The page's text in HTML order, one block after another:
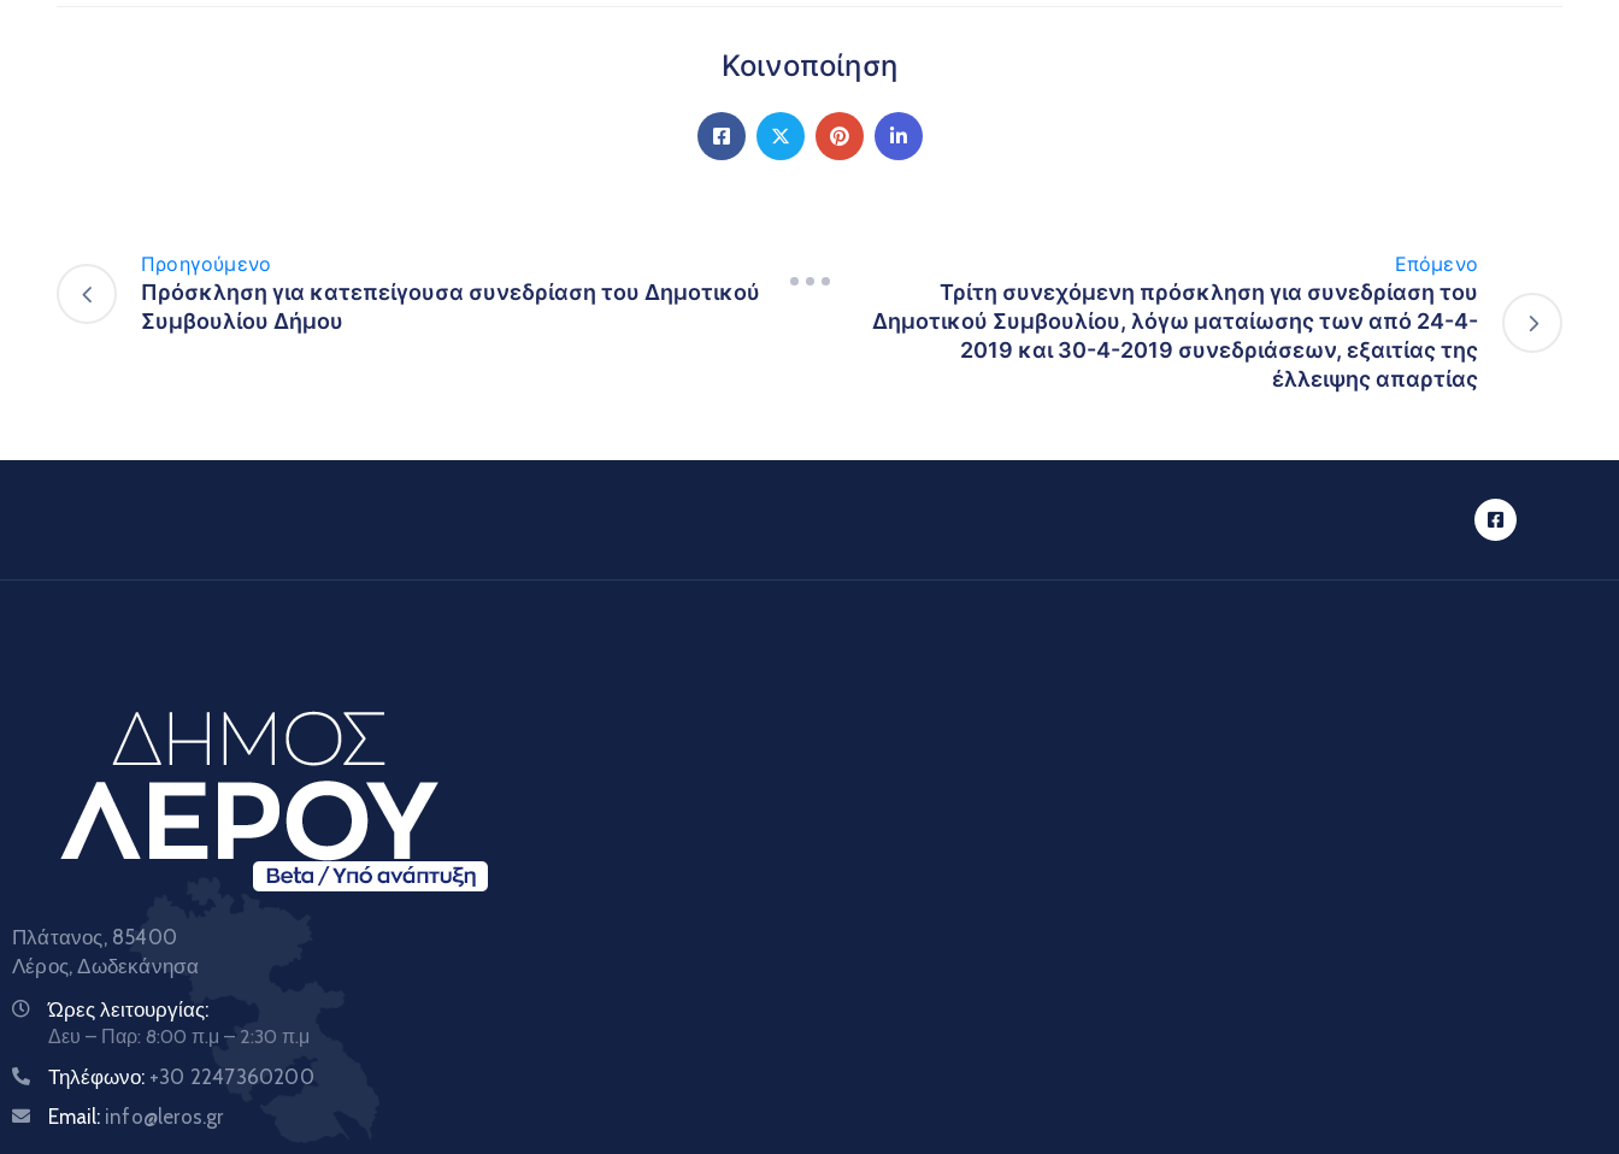
Κοινοποίηση
Προηγούμενο
Πρόσκληση για κατεπείγουσα συνεδρίαση του Δημοτικού
Συμβουλίου Δήμου
Επόμενο
Τρίτη συνεχόμενη πρόσκληση για συνεδρίαση του
Δημοτικού Συμβουλίου, λόγω ματαίωσης των από 24-4-
2019 και 30-4-2019 συνεδριάσεων, εξαιτίας της
έλλειψης απαρτίας
Πλάτανος, 85400
Λέρος, Δωδεκάνησα
Ώρες λειτουργίας:
Δευ – Παρ: 8:00 π.μ – 2:30 π.μ
Τηλέφωνο: +30 2247360200
Email: info@leros.gr